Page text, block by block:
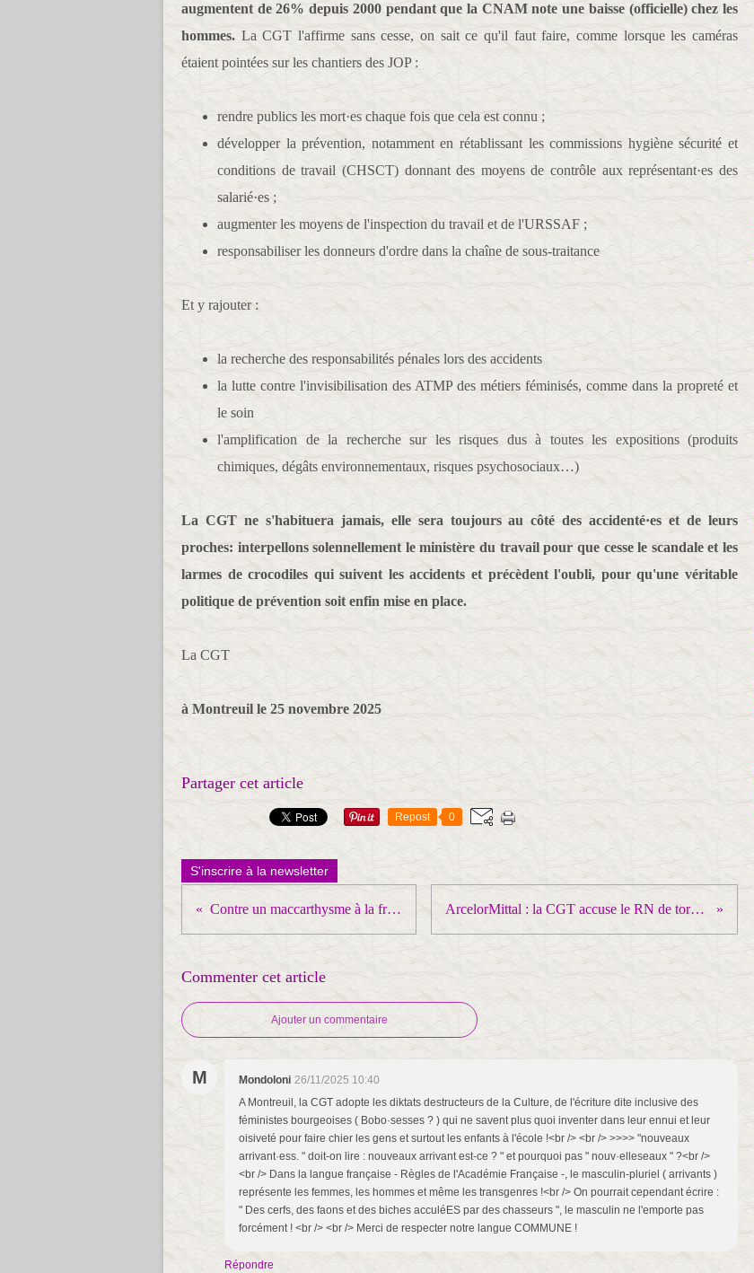
augmentent de 26% depuis 2000 pendant que la CNAM note une baisse (officielle) chez les
hommes. La CGT l'affirme sans cesse, on sait ce qu'il faut faire, comme lorsque les caméras
étaient pointées sur les chantiers des JOP :
rendre publics les mort·es chaque fois que cela est connu ;
développer la prévention, notamment en rétablissant les commissions hygiène sécurité et
conditions de travail (CHSCT) donnant des moyens de contrôle aux représentant·es des
salarié·es ;
augmenter les moyens de l'inspection du travail et de l'URSSAF ;
responsabiliser les donneurs d'ordre dans la chaîne de sous-traitance
Et y rajouter :
la recherche des responsabilités pénales lors des accidents
la lutte contre l'invisibilisation des ATMP des métiers féminisés, comme dans la propreté et
le soin
l'amplification de la recherche sur les risques dus à toutes les expositions (produits
chimiques, dégâts environnementaux, risques psychosociaux…)
La CGT ne s'habituera jamais, elle sera toujours au côté des accidenté·es et de leurs
proches: interpellons solennellement le ministère du travail pour que cesse le scandale et les
larmes de crocodiles qui suivent les accidents et précèdent l'oubli, pour qu'une véritable
politique de prévention soit enfin mise en place.
La CGT
à Montreuil le 25 novembre 2025
Partager cet article
Repost 0
S'inscrire à la newsletter
Contre un maccarthysme à la française : pour tous les Julien Théry à venir ArcelorMittal : la CGT accuse le RN de torpiller la nationalisation par une « stratégie d’obstruction »
Commenter cet article
Ajouter un commentaire
M Mondoloni 26/11/2025 10:40
A Montreuil, la CGT adopte les diktats destructeurs de la Culture, de l'écriture dite inclusive des
féministes bourgeoises ( Bobo·sesses ? ) qui ne savent plus quoi inventer dans leur ennui et leur
oisiveté pour faire chier les gens et surtout les enfants à l'école !<br /> <br /> >>>> "nouveaux
arrivant·ess. " doit-on lire : nouveaux arrivant est-ce ? " et pourquoi pas " nouv·elleseaux " ?<br />
<br /> Dans la langue française - Règles de l'Académie Française -, le masculin-pluriel ( arrivants )
représente les femmes, les hommes et même les transgenres !<br /> On pourrait cependant écrire :
" Des cerfs, des faons et des biches acculéES par des chasseurs ", le masculin ne l'emporte pas
forcément ! <br /> <br /> Merci de respecter notre langue COMMUNE !
Répondre